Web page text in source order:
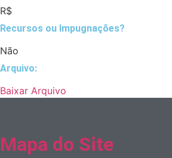
R$
Recursos ou Impugnações? ​
Não
Arquivo:
Baixar Arquivo
Mapa do Site